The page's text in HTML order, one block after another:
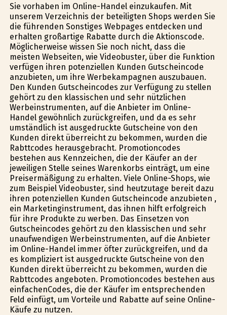
Sie vorhaben im Online-Handel einzukaufen. Mit
unserem Verzeichnis der beteiligten Shops werden Sie
die führenden Sonstiges Webpages entdecken und
erhalten großartige Rabatte durch die Aktionscode.
Möglicherweise wissen Sie noch nicht, dass die
meisten Webseiten, wie Videobuster, über die Funktion
verfügen ihren potenziellen Kunden Gutscheincode
anzubieten, um ihre Werbekampagnen auszubauen.
Den Kunden Gutscheincodes zur Verfügung zu stellen
gehört zu den klassischen und sehr nützlichen
Werbeinstrumenten, auf die Anbieter im Online-
Handel gewöhnlich zurückgreifen, und da es sehr
umständlich ist ausgedruckte Gutscheine von den
Kunden direkt überreicht zu bekommen, wurden die
Rabttcodes herausgebracht. Promotioncodes
bestehen aus Kennzeichen, die der Käufer an der
jeweiligen Stelle seines Warenkorbs einträgt, um eine
Preisermäßigung zu erhalten. Viele Online-Shops, wie
zum Beispiel Videobuster, sind heutzutage bereit dazu
ihren potenziellen Kunden Gutscheincode anzubieten ,
ein Marketinginstrument, das ihnen hilft erfolgreich
für ihre Produkte zu werben. Das Einsetzen von
Gutscheincodes gehört zu den klassischen und sehr
unaufwendigen Werbeinstrumenten, auf die Anbieter
im Online-Handel immer öfter zurückgreifen, und da
es kompliziert ist ausgedruckte Gutscheine von den
Kunden direkt überreicht zu bekommen, wurden die
Rabttcodes angeboten. Promotioncodes bestehen aus
einfachenCodes, die der Käufer im entsprechenden
Feld einfügt, um Vorteile und Rabatte auf seine Online-
Käufe zu nutzen.